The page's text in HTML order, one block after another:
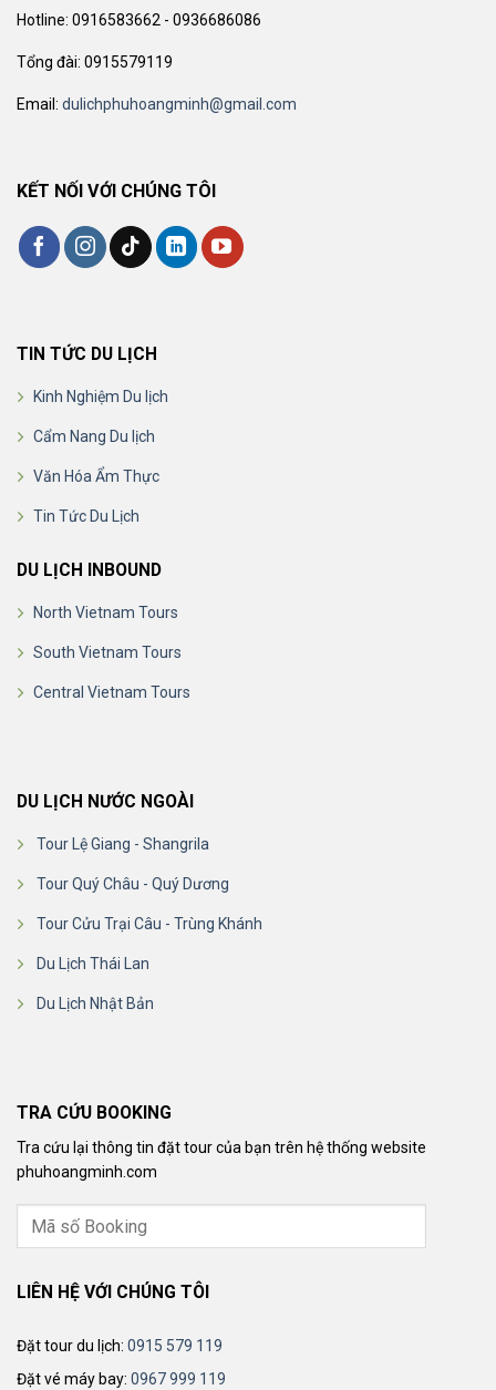
Hotline: 0916583662 - 0936686086
Tổng đài: 0915579119
Email: dulichphuhoangminh@gmail.com
KẾT NỐI VỚI CHÚNG TÔI
TIN TỨC DU LỊCH
Kinh Nghiệm Du lịch
Cẩm Nang Du lịch
Văn Hóa Ẩm Thực
Tin Tức Du Lịch
DU LỊCH INBOUND
North Vietnam Tours
South Vietnam Tours
Central Vietnam Tours
DU LỊCH NƯỚC NGOÀI
Tour Lệ Giang - Shangrila
Tour Quý Châu - Quý Dương
Tour Cửu Trại Câu - Trùng Khánh
Du Lịch Thái Lan
Du Lịch Nhật Bản
TRA CỨU BOOKING
Tra cứu lại thông tin đặt tour của bạn trên hệ thống website
phuhoangminh.com
LIÊN HỆ VỚI CHÚNG TÔI
Đặt tour du lịch: 0915 579 119
Đặt vé máy bay: 0967 999 119